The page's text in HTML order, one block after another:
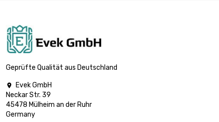
Länge : 1 Meter
Durchmesser : 0.2mm
Geprüfte Qualität aus Deutschland

Evek GmbH
Neckar Str. 39
45478 Mülheim an der Ruhr
Germany